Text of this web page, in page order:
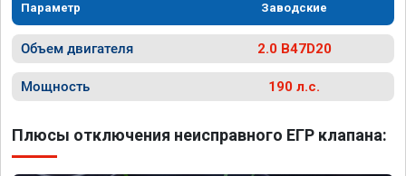
Параметр Заводские
Объем двигателя 2.0 B47D20
Мощность 190 л.с.
Плюсы отключения неисправного ЕГР клапана: